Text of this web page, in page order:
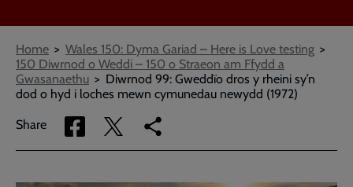
Breadcrumbs
Home
Wales 150: Dyma Gariad – Here is Love testing
150 Diwrnod o Weddi – 150 o Straeon am Ffydd a
Gwasanaethu
Diwrnod 99: Gweddïo dros y rheini sy’n
dod o hyd i loches mewn cymunedau newydd (1972)
Share
Share
via
Share
via
Copy
link